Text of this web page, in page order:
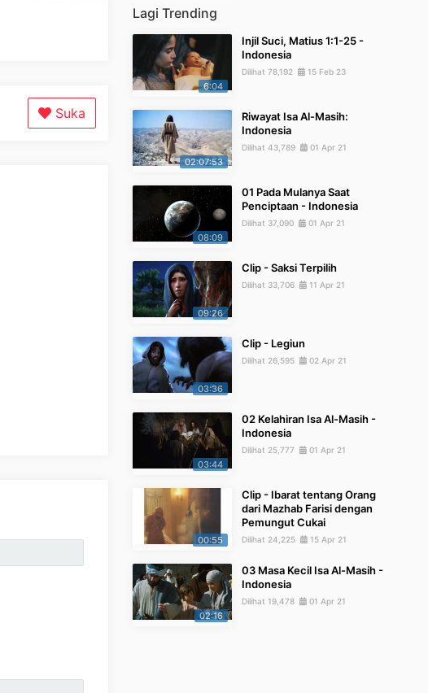
Suka
Lagi Trending
6:04
Injil Suci, Matius 1:1-25 -
Indonesia
Dilihat 78,192 15 Feb 23
02:07:53
Riwayat Isa Al-Masih:
Indonesia
Dilihat 43,789 01 Apr 21
08:09
01 Pada Mulanya Saat
Penciptaan - Indonesia
Dilihat 37,090 01 Apr 21
09:26
Clip - Saksi Terpilih
Dilihat 33,706 11 Apr 21
03:36
Clip - Legiun
Dilihat 26,595 02 Apr 21
03:44
02 Kelahiran Isa Al-Masih -
Indonesia
Dilihat 25,777 01 Apr 21
00:55
Clip - Ibarat tentang Orang
dari Mazhab Farisi dengan
Pemungut Cukai
Dilihat 24,225 15 Apr 21
02:16
03 Masa Kecil Isa Al-Masih -
Indonesia
Dilihat 19,478 01 Apr 21